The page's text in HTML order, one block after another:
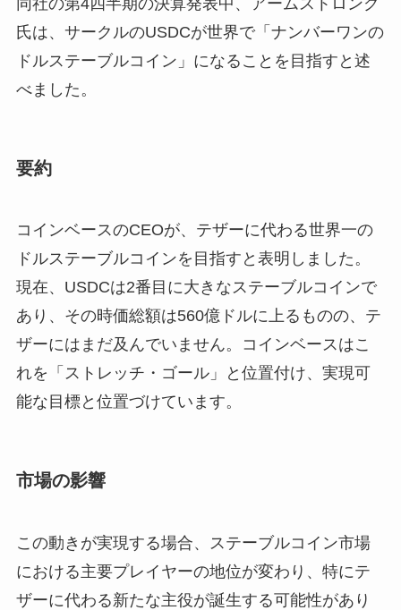
氏は、サークルのUSDCが世界で「ナンバーワンの
ドルステーブルコイン」になることを目指すと述
べました。
要約
コインベースのCEOが、テザーに代わる世界一の
ドルステーブルコインを目指すと表明しました。
現在、USDCは2番目に大きなステーブルコインで
あり、その時価総額は560億ドルに上るものの、テ
ザーにはまだ及んでいません。コインベースはこ
れを「ストレッチ・ゴール」と位置付け、実現可
能な目標と位置づけています。
市場の影響
この動きが実現する場合、ステーブルコイン市場
における主要プレイヤーの地位が変わり、特にテ
ザーに代わる新たな主役が誕生する可能性があり